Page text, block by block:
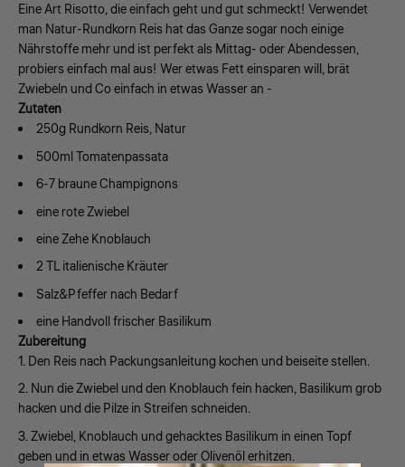
Eine Art Risotto, die einfach geht und gut schmeckt! Verwendet
man Natur-Rundkorn Reis hat das Ganze sogar noch einige
Nährstoffe mehr und ist perfekt als Mittag- oder Abendessen,
probiers einfach mal aus! Wer etwas Fett einsparen will, brät
Zwiebeln und Co einfach in etwas Wasser an -
Zutaten
250g Rundkorn Reis, Natur
500ml Tomatenpassata
6-7 braune Champignons
eine rote Zwiebel
eine Zehe Knoblauch
2 TL italienische Kräuter
Salz&Pfeffer nach Bedarf
eine Handvoll frischer Basilikum
Zubereitung
Den Reis nach Packungsanleitung kochen und beiseite stellen.
Nun die Zwiebel und den Knoblauch fein hacken, Basilikum grob
hacken und die Pilze in Streifen schneiden.
Zwiebel, Knoblauch und gehacktes Basilikum in einen Topf
geben und in etwas Wasser oder Olivenöl erhitzen.